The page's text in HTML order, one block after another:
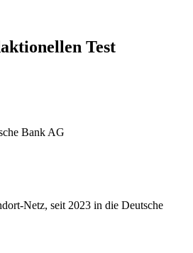
Test
Bank AG
Netz, seit 2023 in die Deutsche